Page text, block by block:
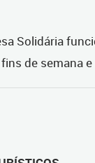
Solidária
de semana